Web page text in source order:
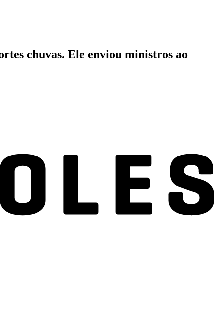
chuvas. Ele enviou ministros ao